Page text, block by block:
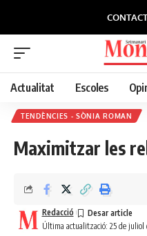
Actualitat Escoles
TENDÈNCIES - SÒNIA ROMAN
Maximitzar les
Última actualització: 25 de juliol
Redacció